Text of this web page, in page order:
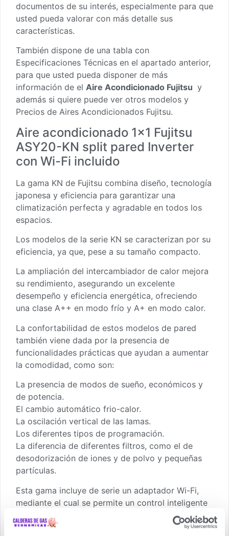
documentos de su interés, especialmente para que
usted pueda valorar con más detalle sus
características.
También dispone de una tabla con
Especificaciones Técnicas en el apartado anterior,
para que usted pueda disponer de más
información de el Aire Acondicionado Fujitsu y
además si quiere puede ver otros modelos y
Precios de Aires Acondicionados Fujitsu.
Aire acondicionado 1×1 Fujitsu
ASY20-KN split pared Inverter
con Wi-Fi incluido
La gama KN de Fujitsu combina diseño, tecnología
japonesa y eficiencia para garantizar una
climatización perfecta y agradable en todos los
espacios.
Los modelos de la serie KN se caracterizan por su
eficiencia, ya que, pese a su tamaño compacto.
La ampliación del intercambiador de calor mejora
su rendimiento, asegurando un excelente
desempeño y eficiencia energética, ofreciendo
una clase A++ en modo frío y A+ en modo calor.
La confortabilidad de estos modelos de pared
también viene dada por la presencia de
funcionalidades prácticas que ayudan a aumentar
la comodidad, como son:
La presencia de modos de sueño, económicos y
de potencia.
El cambio automático frio-calor.
La oscilación vertical de las lamas.
Los diferentes tipos de programación.
La diferencia de diferentes filtros, como el de
desodorización de iones y de polvo y pequeñas
partículas.
Esta gama incluye de serie un adaptador Wi-Fi,
mediante el cual se permite un control inteligente
del dispositivo a través de la aplicación móvil
Airstage Mobile, en la que se puede supervisar y